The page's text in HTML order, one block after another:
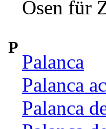
Ösen für
P
Palanca
Palanca
Palanca